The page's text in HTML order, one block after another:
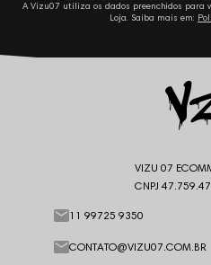
A Vizu07 utiliza os dados preenchidos para
Loja. Saiba mais em:
VIZU 07
CNPJ
11 99725 9350
CONTATO@VIZU07.COM.BR